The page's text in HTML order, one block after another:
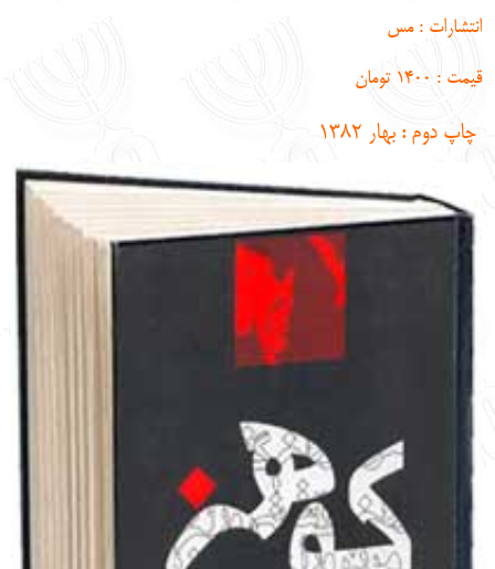
انتشارات : مس
قيمت : ‌1400 تومان
چاپ دوم : بهار 1382